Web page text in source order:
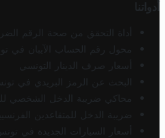
أدواتنا
أداة التحقق من صحة الرقم
محول رقم الحساب الآيبان في
أسعار صرف الدينار التونسي
البحث عن الرمز البريدي في
محاكي ضريبة الدخل الشخصي
ضريبة الدخل للمتقاعدين
أسعار السيارات الجديدة في تونس